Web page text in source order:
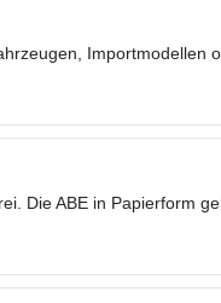
Importmodellen
Die ABE in Papierform